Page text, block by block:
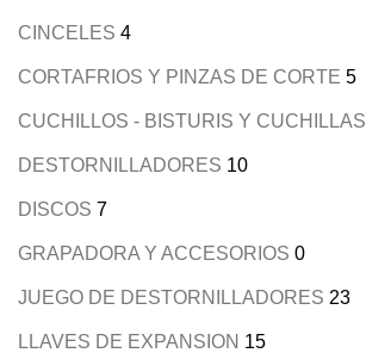
CINCELES 4
CORTAFRIOS Y PINZAS DE CORTE 5
CUCHILLOS - BISTURIS Y CUCHILLAS
DESTORNILLADORES 10
DISCOS 7
GRAPADORA Y ACCESORIOS 0
JUEGO DE DESTORNILLADORES 23
LLAVES DE EXPANSION 15